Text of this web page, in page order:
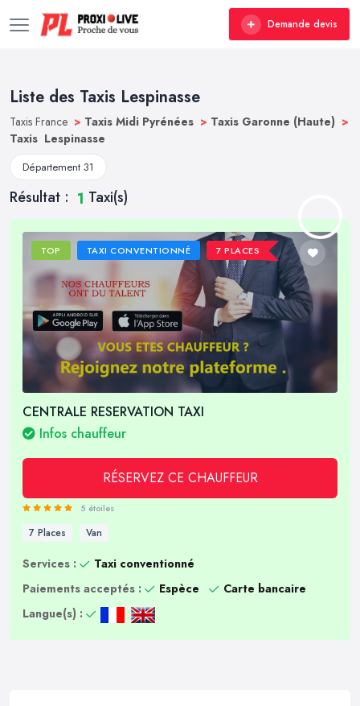
Demande devis
Liste des Taxis Lespinasse
Taxis France > Taxis Midi Pyrénées > Taxis Garonne (Haute) >
Taxis Lespinasse
Département 31
Résultat : 1 Taxi(s)
TOP TAXI CONVENTIONNÉ 7 PLACES
CENTRALE RESERVATION TAXI
Infos chauffeur
RÉSERVEZ CE CHAUFFEUR
5 étoiles
7 Places Van
Services :
Taxi conventionné
Paiements acceptés :
Espèce
Carte bancaire
Langue(s) :